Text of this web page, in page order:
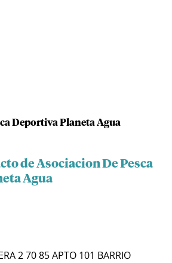
Deportiva Planeta Agua
de Asociacion De Pesca
Agua
2 70 85 APTO 101 BARRIO